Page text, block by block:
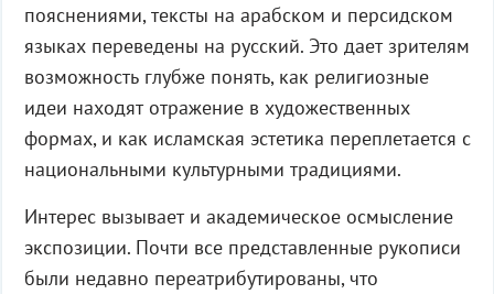
пояснениями, тексты на арабском и персидском
языках переведены на русский. Это дает зрителям
возможность глубже понять, как религиозные
идеи находят отражение в художественных
формах, и как исламская эстетика переплетается с
национальными культурными традициями.
Интерес вызывает и академическое осмысление
экспозиции. Почти все представленные рукописи
были недавно переатрибутированы, что